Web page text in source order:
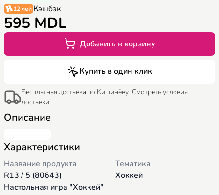
12 лей Кэшбэк
595 MDL
Добавить в корзину
Купить в один клик
Бесплатная доставка по Кишинёву. Смотреть условия
доставки
Описание
Характеристики
Название продукта
R13 / 5 (80643)
Настольная игра "Хоккей"
Тематика
Хоккей